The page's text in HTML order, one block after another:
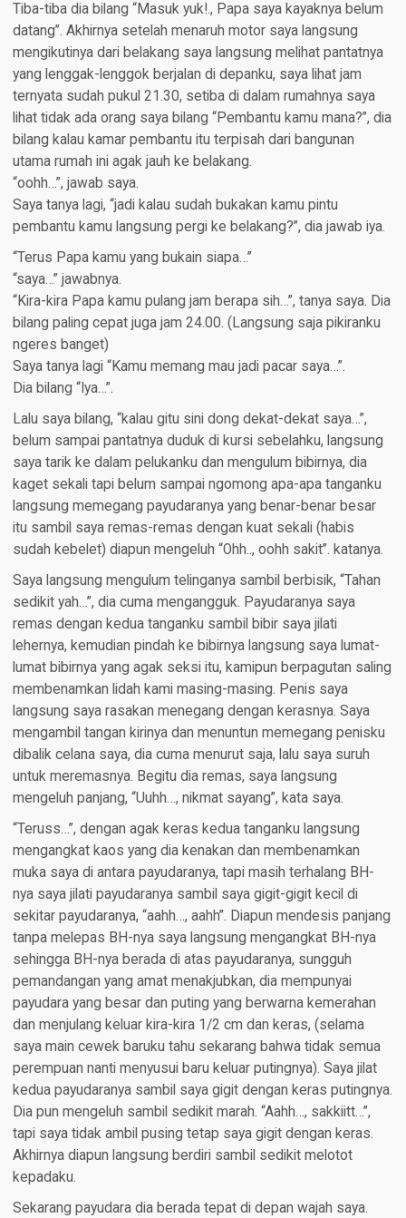
Tiba-tiba dia bilang “Masuk yuk!., Papa saya kayaknya belum
datang”. Akhirnya setelah menaruh motor saya langsung
mengikutinya dari belakang saya langsung melihat pantatnya
yang lenggak-lenggok berjalan di depanku, saya lihat jam
ternyata sudah pukul 21.30, setiba di dalam rumahnya saya
lihat tidak ada orang saya bilang “Pembantu kamu mana?”, dia
bilang kalau kamar pembantu itu terpisah dari bangunan
utama rumah ini agak jauh ke belakang.
“oohh…”, jawab saya.
Saya tanya lagi, “jadi kalau sudah bukakan kamu pintu
pembantu kamu langsung pergi ke belakang?”, dia jawab iya.
“Terus Papa kamu yang bukain siapa…”
“saya…” jawabnya.
“Kira-kira Papa kamu pulang jam berapa sih…”, tanya saya. Dia
bilang paling cepat juga jam 24.00. (Langsung saja pikiranku
ngeres banget)
Saya tanya lagi “Kamu memang mau jadi pacar saya…”.
Dia bilang “Iya…”.
Lalu saya bilang, “kalau gitu sini dong dekat-dekat saya…”,
belum sampai pantatnya duduk di kursi sebelahku, langsung
saya tarik ke dalam pelukanku dan mengulum bibirnya, dia
kaget sekali tapi belum sampai ngomong apa-apa tanganku
langsung memegang payudaranya yang benar-benar besar
itu sambil saya remas-remas dengan kuat sekali (habis
sudah kebelet) diapun mengeluh “Ohh.., oohh sakit”. katanya.
Saya langsung mengulum telinganya sambil berbisik, “Tahan
sedikit yah…”, dia cuma mengangguk. Payudaranya saya
remas dengan kedua tanganku sambil bibir saya jilati
lehernya, kemudian pindah ke bibirnya langsung saya lumat-
lumat bibirnya yang agak seksi itu, kamipun berpagutan saling
membenamkan lidah kami masing-masing. Penis saya
langsung saya rasakan menegang dengan kerasnya. Saya
mengambil tangan kirinya dan menuntun memegang penisku
dibalik celana saya, dia cuma menurut saja, lalu saya suruh
untuk meremasnya. Begitu dia remas, saya langsung
mengeluh panjang, “Uuhh…, nikmat sayang”, kata saya.
“Teruss…”, dengan agak keras kedua tanganku langsung
mengangkat kaos yang dia kenakan dan membenamkan
muka saya di antara payudaranya, tapi masih terhalang BH-
nya saya jilati payudaranya sambil saya gigit-gigit kecil di
sekitar payudaranya, “aahh…, aahh”. Diapun mendesis panjang
tanpa melepas BH-nya saya langsung mengangkat BH-nya
sehingga BH-nya berada di atas payudaranya, sungguh
pemandangan yang amat menakjubkan, dia mempunyai
payudara yang besar dan puting yang berwarna kemerahan
dan menjulang keluar kira-kira 1/2 cm dan keras, (selama
saya main cewek baruku tahu sekarang bahwa tidak semua
perempuan nanti menyusui baru keluar putingnya). Saya jilat
kedua payudaranya sambil saya gigit dengan keras putingnya.
Dia pun mengeluh sambil sedikit marah. “Aahh…, sakkiitt…”,
tapi saya tidak ambil pusing tetap saya gigit dengan keras.
Akhirnya diapun langsung berdiri sambil sedikit melotot
kepadaku.
Sekarang payudara dia berada tepat di depan wajah saya.